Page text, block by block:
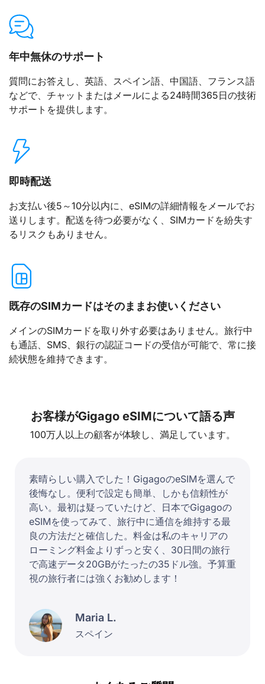
年中無休のサポート
質問にお答えし、英語、スペイン語、中国語、フランス語
などで、チャットまたはメールによる24時間365日の技術
サポートを提供します。
即時配送
お支払い後5～10分以内に、eSIMの詳細情報をメールでお
送りします。配送を待つ必要がなく、SIMカードを紛失す
るリスクもありません。
既存のSIMカードはそのままお使いください
メインのSIMカードを取り外す必要はありません。旅行中
も通話、SMS、銀行の認証コードの受信が可能で、常に接
続状態を維持できます。
お客様がGigago eSIMについて語る声
100万人以上の顧客が体験し、満足しています。
素晴らしい購入でした！GigagoのeSIMを選んで
後悔なし。便利で設定も簡単、しかも信頼性が
高い。最初は疑っていたけど、日本でGigagoの
eSIMを使ってみて、旅行中に通信を維持する最
良の方法だと確信した。料金は私のキャリアの
ローミング料金よりずっと安く、30日間の旅行
で高速データ20GBがたったの35ドル強。予算重
視の旅行者には強くお勧めします！
Maria L.
スペイン